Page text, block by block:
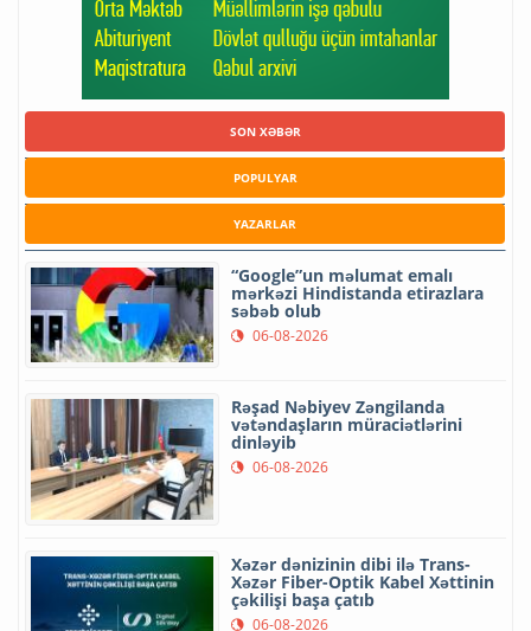
SON XƏBƏR
POPULYAR
YAZARLAR
“Google”un məlumat emalı
mərkəzi Hindistanda etirazlara
səbəb olub
06-08-2026
Rəşad Nəbiyev Zəngilanda
vətəndaşların müraciətlərini
dinləyib
06-08-2026
Xəzər dənizinin dibi ilə Trans-
Xəzər Fiber-Optik Kabel Xəttinin
çəkilişi başa çatıb
06-08-2026